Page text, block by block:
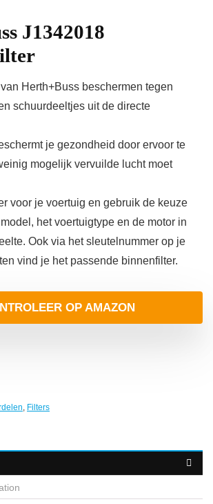
J1342018
Herth+Buss beschermen tegen
schuurdeeltjes uit de directe
je gezondheid door ervoor te
mogelijk vervuilde lucht moet
voor je voertuig en gebruik de keuze
het voertuigtype en de motor in
Ook via het sleutelnummer op je
vind je het passende binnenfilter.
OP AMAZON
, Filters